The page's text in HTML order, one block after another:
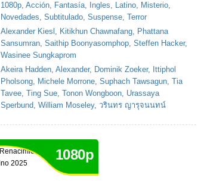
1080p, Acción, Fantasía, Ingles, Latino, Misterio,
Novedades, Subtitulado, Suspense, Terror
Alexander Kiesl , Kitikhun Chawnafang, Phattana
Sansumran, Saithip Boonyasomphop, Steffen Hacker,
Wasinee Sungkaprom
Akeira Hadden, Alexander, Dominik Zoeker, Ittiphol
Pholsong, Michele Morrone, Suphach Tawsagun, Tia
Tavee, Ting Sue, Tonon Wongboon, Urassaya
Sperbund, William Moseley, วรินทร ญารุจนนทน์
1080p